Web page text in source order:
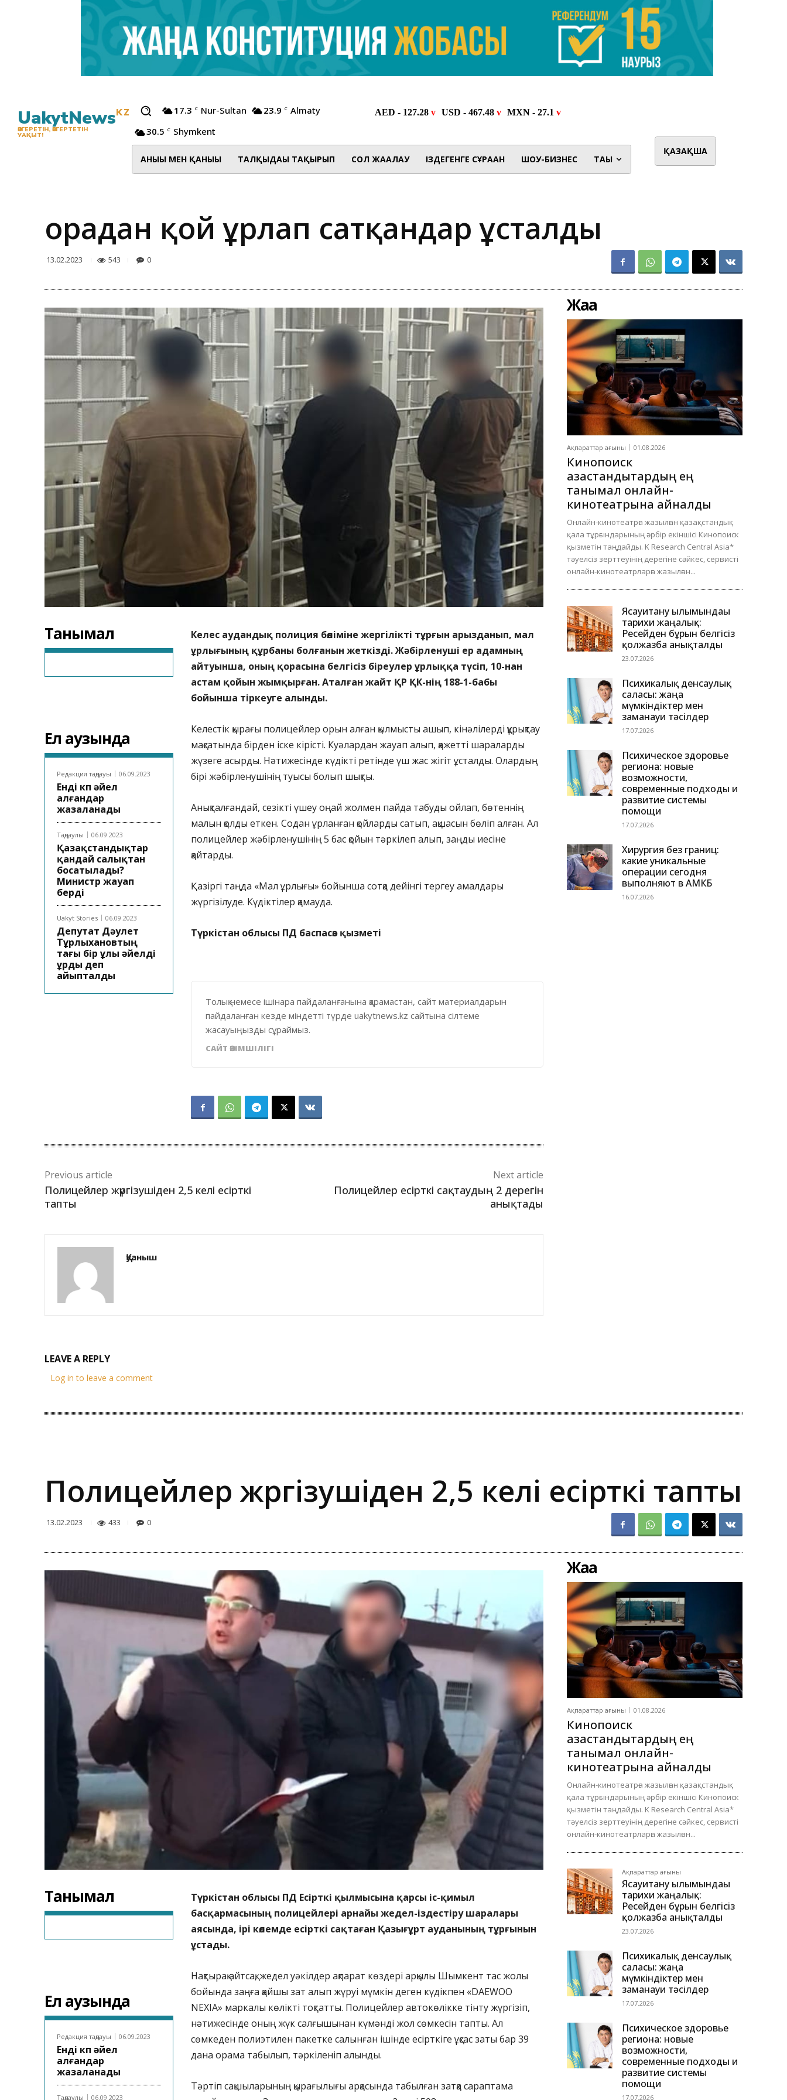
UakytNewsKZ
ӨЗГЕРЕТІН, ӨЗГЕРТЕТІН
УАҚЫТ!
17.3 C Nur-Sultan 23.9 C Almaty
30.5 C Shymkent
АНЫҒЫ МЕН ҚАНЫҒЫ ТАЛҚЫДАҒЫ ТАҚЫРЫП СОЛ ЖАҒАЛАУ ІЗДЕГЕНГЕ СҰРАҒАН ШОУ-БИЗНЕС ТАҒЫ
ҚАЗАҚША
Қорадан қой ұрлап сатқандар ұсталды
13.02.2023 543 0
Танымал
Ел аузында
Редакция таңдауы 06.09.2023
Енді көп әйел
алғандар
жазаланады
Таңдаулы 06.09.2023
Қазақстандықтар
қандай салықтан
босатылады?
Министр жауап
берді
Uakyt Stories 06.09.2023
Депутат Дәулет
Тұрлыхановтың
тағы бір ұлы әйелді
ұрды деп
айыпталды
Келес аудандық полиция бөліміне жергілікті тұрғын арызданып, мал
ұрлығының құрбаны болғанын жеткізді. Жәбірленуші ер адамның
айтуынша, оның қорасына белгісіз біреулер ұрлыққа түсіп, 10-нан
астам қойын жымқырған. Аталған жайт ҚР ҚК-нің 188-1-бабы
бойынша тіркеуге алынды.
Келестік қырағы полицейлер орын алған қылмысты ашып, кінәлілерді құрықтау
мақсатында бірден іске кірісті. Куәлардан жауап алып, қажетті шараларды
жүзеге асырды. Нәтижесінде күдікті ретінде үш жас жігіт ұсталды. Олардың
бірі жәбірленушінің туысы болып шықты.
Анықталғандай, сезікті үшеу оңай жолмен пайда табуды ойлап, бөтеннің
малын қолды еткен. Содан ұрланған қойларды сатып, ақшасын бөліп алған. Ал
полицейлер жәбірленушінің 5 бас қойын тәркілеп алып, заңды иесіне
қайтарды.
Қазіргі таңда «Мал ұрлығы» бойынша сотқа дейінгі тергеу амалдары
жүргізілуде. Күдіктілер қамауда.
Түркістан облысы ПД баспасөз қызметі
Толық немесе ішінара пайдаланғанына қарамастан, сайт материалдарын
пайдаланған кезде міндетті түрде uakytnews.kz сайтына сілтеме
жасауыңызды сұраймыз.
САЙТ ӘКІМШІЛІГІ
Previous article
Полицейлер жүргізушіден 2,5 келі есірткі
тапты
Next article
Полицейлер есірткі сақтаудың 2 дерегін
анықтады
Қуаныш
LEAVE A REPLY
Log in to leave a comment
Жаңа
Ақпараттар ағыны 01.08.2026
Кинопоиск
қазақстандықтардың ең
танымал онлайн-
кинотеатрына айналды
Онлайн-кинотеатрға жазылған қазақстандық
қала тұрғындарының әрбір екіншісі Кинопоиск
қызметін таңдайды. K Research Central Asia*
тәуелсіз зерттеуінің дерегіне сәйкес, сервисті
онлайн-кинотеатрларға жазылған...
Ясауитану ғылымындағы
тарихи жаңалық:
Ресейден бұрын белгісіз
қолжазба анықталды
23.07.2026
Психикалық денсаулық
саласы: жаңа
мүмкіндіктер мен
заманауи тәсілдер
17.07.2026
Психическое здоровье
региона: новые
возможности,
современные подходы и
развитие системы
помощи
17.07.2026
Хирургия без границ:
какие уникальные
операции сегодня
выполняют в АМКБ
16.07.2026